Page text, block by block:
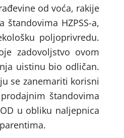
od voća, rakije
HZPSS-a,
poljoprivredu.
zadovoljstvo ovom
uistinu bio odličan.
se zanemariti korisni
štandovima
u obliku naljepnica